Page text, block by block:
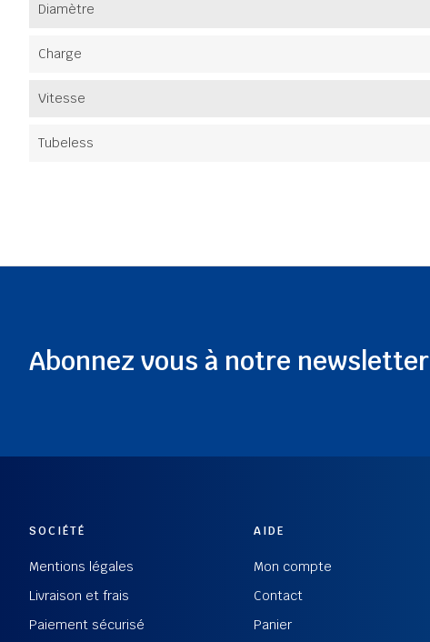
Diamètre
Charge
Vitesse
Tubeless
Abonnez vous à notre newsletter
SOCIÉTÉ
Mentions légales
Livraison et frais
Paiement sécurisé
AIDE
Mon compte
Contact
Panier